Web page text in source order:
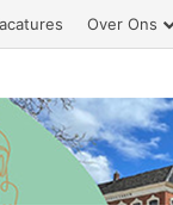
Over Ons